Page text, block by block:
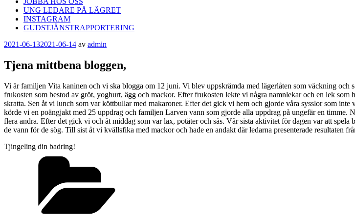
UNG LEDARE PÅ LÄGRET
INSTAGRAM
GUDSTJÄNSTRAPPORTERING
Publicerat
2021-06-132021-06-14 av admin
Tjena mittbena bloggen,
Vi är familjen Vita kaninen och vi ska blogga om 12 juni. Vi blev uppskrämda med lägerlåten som väckning
frukosten som bestod av gröt, yoghurt, ägg och mackor. Efter frukosten lekte vi några namnlekar och en lek
skratta. Sen åt vi lunch som var köttbullar med makaroner. Efter det gick vi hem och gjorde våra sysslor som
körde vi en poängjakt med 25 uppdrag och familjen Larven vann som gjorde alla uppdrag på ungefär en
flera andra. Efter det gick vi och åt middag som var lax, potäter och sås. Vår sista aktivitet för dagen var att
de vann för de sög. Till sist åt vi kvällsfika med mackor och hade en andakt där ledarna presenterade resultaten
Tjingeling din badring!